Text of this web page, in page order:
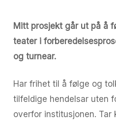
Mitt prosjekt går ut på å
teater i
og turnear.
Har frihet til å følge og
tilfeldige hendelsar uten
overfor institusjonen. Tar